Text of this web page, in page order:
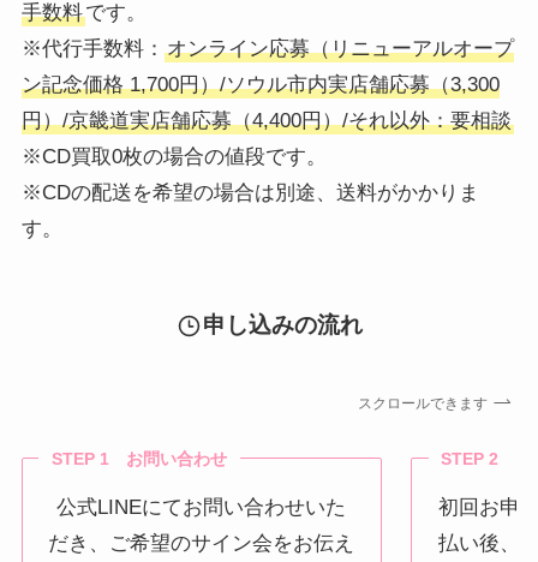
手数料です。
※代行手数料： オンライン応募（リニューアルオープ
ン記念価格 1,700円）/ソウル市内実店舗応募（3,300
円）/京畿道実店舗応募（4,400円）/それ以外：要相談
※CD買取0枚の場合の値段です。
※CDの配送を希望の場合は別途、送料がかかりま
す。
申し込みの流れ
スクロールできます
STEP 1 お問い合わせ
公式LINEにてお問い合わせいた
だき、ご希望のサイン会をお伝え
STEP 2 ご
初回お申
払い後、